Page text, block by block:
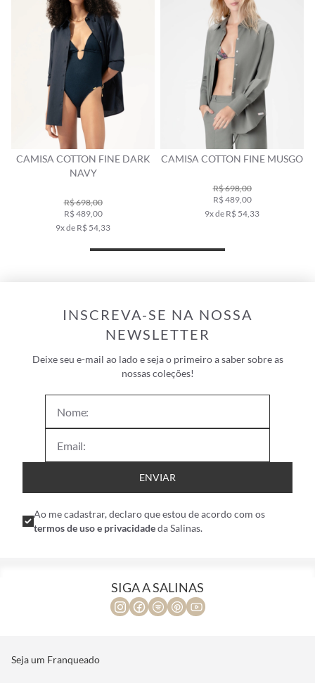
CAMISA COTTON FINE DARK
NAVY
R$ 698,00
R$ 489,00
9x de R$ 54,33
CAMISA COTTON FINE MUSGO
R$ 698,00
R$ 489,00
9x de R$ 54,33
INSCREVA-SE NA NOSSA
NEWSLETTER
Deixe seu e-mail ao lado e seja o primeiro a saber sobre as
nossas coleções!
ENVIAR
Ao me cadastrar, declaro que estou de acordo com os
termos de uso e privacidadeda Salinas.
SIGA A SALINAS
Seja um Franqueado